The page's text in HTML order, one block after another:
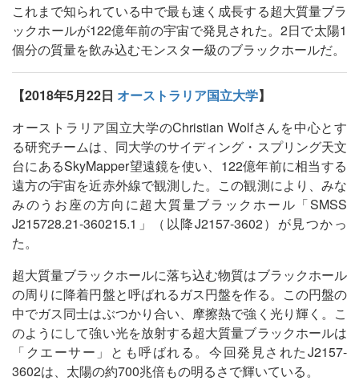
これまで知られている中で最も速く成長する超大質量ブラ
ックホールが122億年前の宇宙で発見された。2日で太陽1
個分の質量を飲み込むモンスター級のブラックホールだ。
【2018年5月22日 オーストラリア国立大学】
オーストラリア国立大学のChristian Wolfさんを中心とす
る研究チームは、同大学のサイディング・スプリング天文
台にあるSkyMapper望遠鏡を使い、122億年前に相当する
遠方の宇宙を近赤外線で観測した。この観測により、みな
みのうお座の方向に超大質量ブラックホール「SMSS
J215728.21-360215.1」（以降J2157-3602）が見つかっ
た。
超大質量ブラックホールに落ち込む物質はブラックホール
の周りに降着円盤と呼ばれるガス円盤を作る。この円盤の
中でガス同士はぶつかり合い、摩擦熱で強く光り輝く。こ
のようにして強い光を放射する超大質量ブラックホールは
「クエーサー」とも呼ばれる。今回発見されたJ2157-
3602は、太陽の約700兆倍もの明るさで輝いている。